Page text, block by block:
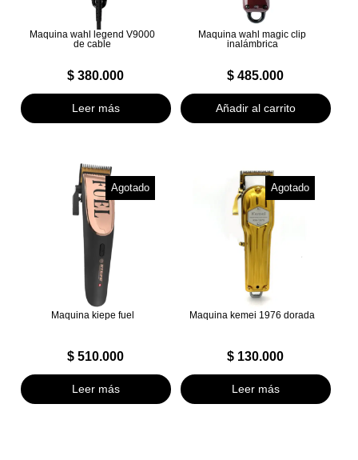
Maquina wahl legend V9000
de cable
$ 380.000
Leer más
Maquina wahl magic clip
inalámbrica
$ 485.000
Añadir al carrito
Agotado
Maquina kiepe fuel
$ 510.000
Leer más
Agotado
Maquina kemei 1976 dorada
$ 130.000
Leer más